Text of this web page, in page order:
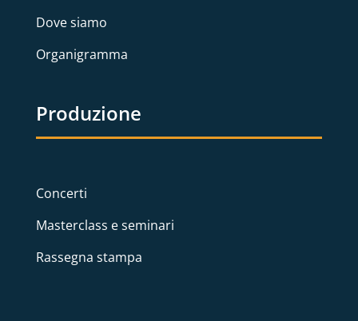
Dove siamo
Organigramma
Produzione
Concerti
Masterclass e seminari
Rassegna stampa